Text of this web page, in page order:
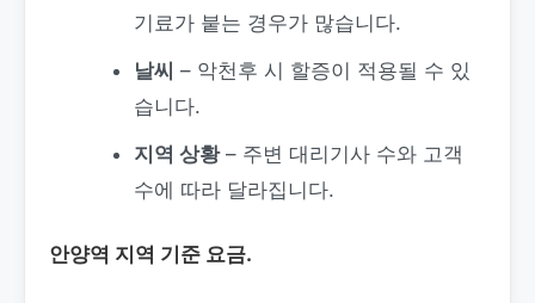
기료가 붙는 경우가 많습니다.
날씨 – 악천후 시 할증이 적용될 수 있
습니다.
지역 상황– 주변 대리기사 수와 고객
수에 따라 달라집니다.
안양역 지역 기준 요금.